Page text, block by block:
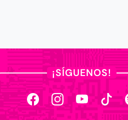
¡SÍGUENOS!